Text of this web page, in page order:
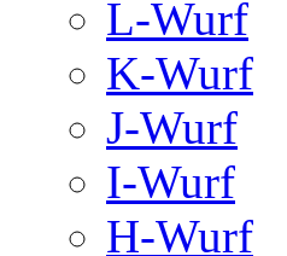
L-Wurf
K-Wurf
J-Wurf
I-Wurf
H-Wurf